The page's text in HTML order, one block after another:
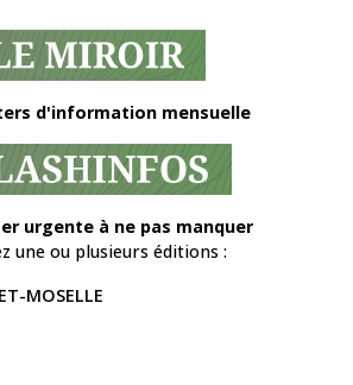
d'information mensuelle
urgente à ne pas manquer
une ou plusieurs éditions :
MOSELLE